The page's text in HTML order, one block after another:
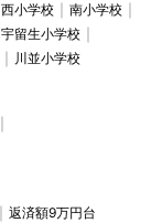
西小学校
南小学校
宇留生小学校
川並小学校
返済額9万円台